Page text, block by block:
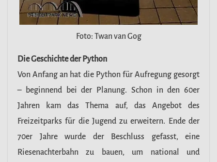
Foto: Twan van Gog
Die Geschichte der Python
Von Anfang an hat die Python für Aufregung gesorgt
– beginnend bei der Planung. Schon in den 60er
Jahren kam das Thema auf, das Angebot des
Freizeitparks für die Jugend zu erweitern. Ende der
70er Jahre wurde der Beschluss gefasst, eine
Riesenachterbahn zu bauen, um national und